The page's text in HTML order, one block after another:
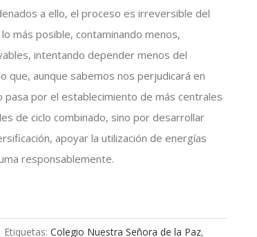
a ello, el proceso es irreversible del
más posible, contaminando menos,
intentando depender menos del
aunque sabemos nos perjudicará en
pasa por el establecimiento de más centrales
de ciclo combinado, sino por desarrollar
apoyar la utilización de energías
responsablemente.
Etiquetas:Colegio Nuestra Señora de la Paz,